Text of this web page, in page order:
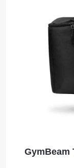
GymBeam